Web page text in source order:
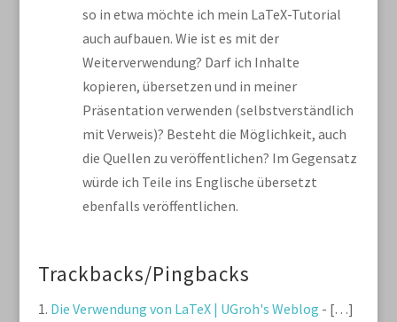
so in etwa möchte ich mein LaTeX-Tutorial
auch aufbauen. Wie ist es mit der
Weiterverwendung? Darf ich Inhalte
kopieren, übersetzen und in meiner
Präsentation verwenden (selbstverständlich
mit Verweis)? Besteht die Möglichkeit, auch
die Quellen zu veröffentlichen? Im Gegensatz
würde ich Teile ins Englische übersetzt
ebenfalls veröffentlichen.
Trackbacks/Pingbacks
Die Verwendung von LaTeX | UGroh's Weblog - […]